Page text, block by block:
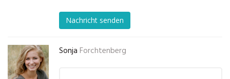
Nachricht senden
Sonja Forchtenberg